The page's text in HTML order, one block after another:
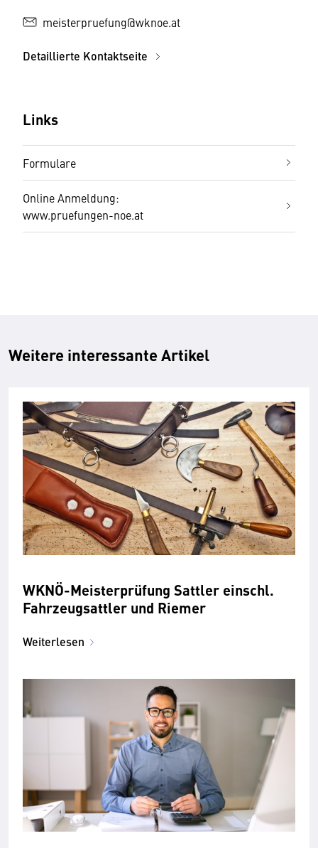
meisterpruefung@wknoe.at
Detaillierte Kontaktseite
Links
Formulare
Online Anmeldung:
www.pruefungen-noe.at
Weitere interessante Artikel
WKNÖ-Meisterprüfung Sattler einschl.
Fahrzeugsattler und Riemer
Weiterlesen